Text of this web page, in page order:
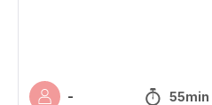
- 55min